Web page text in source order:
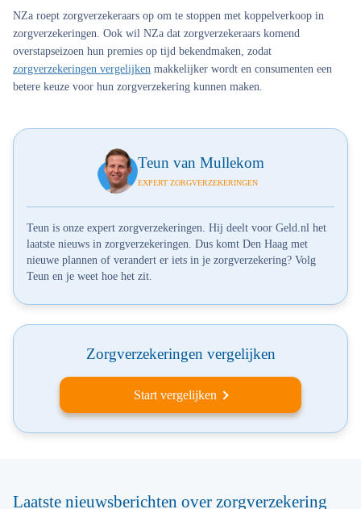
NZa roept zorgverzekeraars op om te stoppen met koppelverkoop in
zorgverzekeringen. Ook wil NZa dat zorgverzekeraars komend
overstapseizoen hun premies op tijd bekendmaken, zodat
zorgverzekeringen vergelijken makkelijker wordt en consumenten een
betere keuze voor hun zorgverzekering kunnen maken.
Teun van Mullekom
EXPERT ZORGVERZEKERINGEN
Teun is onze expert zorgverzekeringen. Hij deelt voor Geld.nl het
laatste nieuws in zorgverzekeringen. Dus komt Den Haag met
nieuwe plannen of verandert er iets in je zorgverzekering? Volg
Teun en je weet hoe het zit.
Zorgverzekeringen vergelijken
Start vergelijken
Laatste nieuwsberichten over zorgverzekering